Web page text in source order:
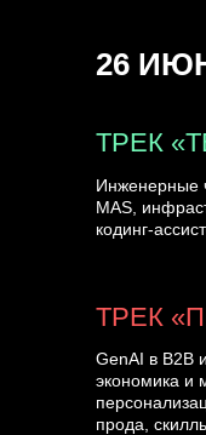
26
ТРЕК
GenAI в B2B
экономика и
прода,
Инженерные
MAS,
кодинг-
ТРЕК